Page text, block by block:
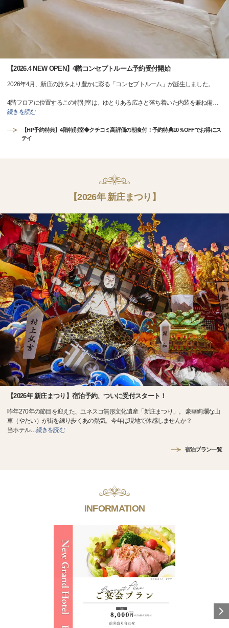
【2026.4 NEW OPEN】4階コンセプトルーム予約受付開始
2026年4月、新庄の旅をより豊かに彩る「コンセプトルーム」が誕生しました。
4階フロアに位置するこの特別室は、ゆとりある広さと落ち着いた内装を兼ね備…
続きを読む
【HP予約特典】4階特別室◆クチコミ高評価の朝食付！予約特典10％OFFでお得にス
テイ
【2026年 新庄まつり】
【2026年 新庄まつり】宿泊予約、ついに受付スタート！
昨年270年の節目を迎えた、ユネスコ無形文化遺産「新庄まつり」。 豪華絢爛な山
車（やたい）が街を練り歩くあの熱気、今年は現地で体感しませんか？
当ホテル…続きを読む
宿泊プラン一覧
INFORMATION